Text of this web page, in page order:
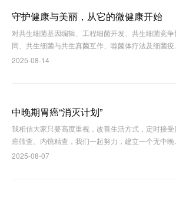
守护健康与美丽，从它的微健康开始
对共生细菌基因编辑、工程细菌开发、共生细菌竞争
同、共生细菌与共生真菌互作、噬菌体疗法及细菌疫苗
开发，将深刻影响皮肤相关疾病的临床实践。
2025-08-14
中晚期胃癌“消灭计划”
我相信大家只要高度重视，改善生活方式，定时接受
癌筛查、内镜精查，我们一起努力，建立一个无中晚期
胃癌的未来！
2025-08-07